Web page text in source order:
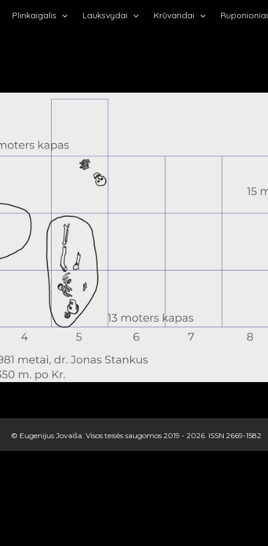
Plinkaigalis Lauksvydai Krūvandai Ruponioniai
© Eugenijus Jovaiša. Visos teisės saugomos 2019 - 2026. ISSN 2669-1582